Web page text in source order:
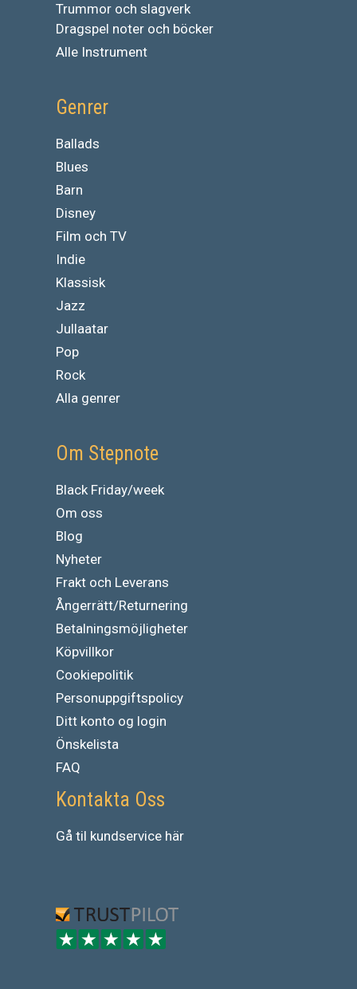
Trummor och slagverk
Dragspel noter och böcker
Alle Instrument
Genrer
Ballads
Blues
Barn
Disney
Film och TV
Indie
Klassisk
Jazz
Jullaatar
Pop
Rock
Alla genrer
Om Stepnote
Black Friday/week
Om oss
Blog
Nyheter
Frakt och Leverans
Ångerrätt/Returnering
Betalningsmöjligheter
Köpvillkor
Cookiepolitik
Personuppgiftspolicy
Ditt konto og login
Önskelista
FAQ
Kontakta Oss
Gå til kundservice här